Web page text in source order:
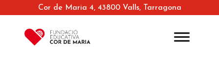
Cor de Maria 4, 43800 Valls, Tarragona